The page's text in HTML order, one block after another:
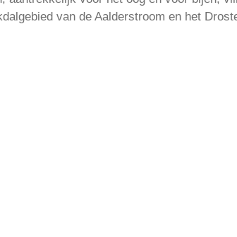
van de Aalderstroom en het